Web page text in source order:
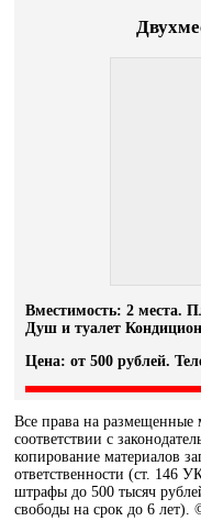
Вместимость: 2 места.
Душ и туалет
Цена: от 500 рублей.
Все права на размещенные
соответствии с
копирование материалов
ответственности (ст. 146
штрафы до 500 тысяч
свободы на срок до 6